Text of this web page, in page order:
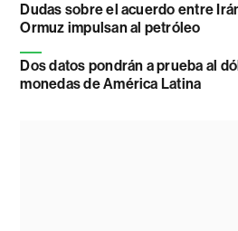
Dudas sobre el acuerdo entre
Ormuz impulsan al petróleo
Dos datos pondrán a prueba al
monedas de América Latina